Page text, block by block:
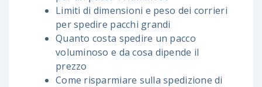
Limiti di dimensioni e peso dei corrieri
per spedire pacchi grandi
Quanto costa spedire un pacco
voluminoso e da cosa dipende il
prezzo
Come risparmiare sulla spedizione di